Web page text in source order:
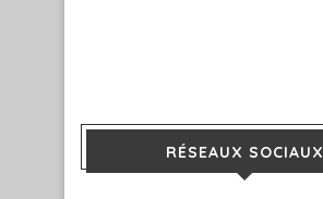
RÉSEAUX SOCIAUX